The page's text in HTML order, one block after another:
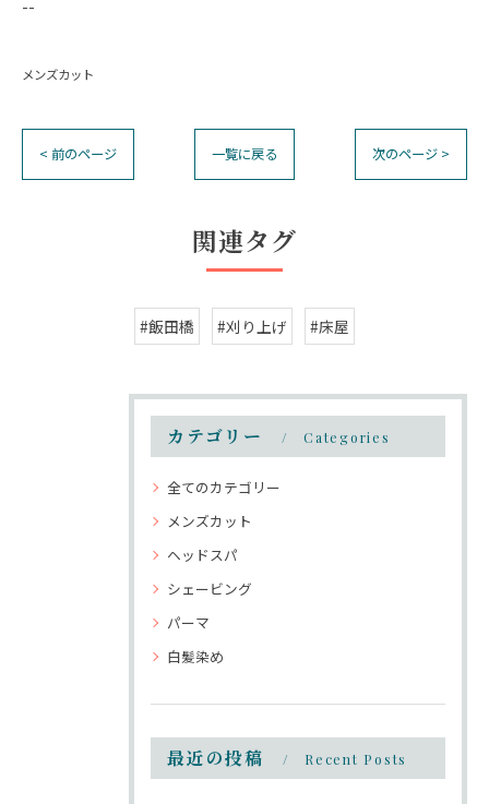
--
メンズカット
< 前のページ 一覧に戻る 次のページ >
関連タグ
#飯田橋 #刈り上げ #床屋
カテゴリー Categories
全てのカテゴリー
メンズカット
ヘッドスパ
シェービング
パーマ
白髪染め
最近の投稿 Recent Posts